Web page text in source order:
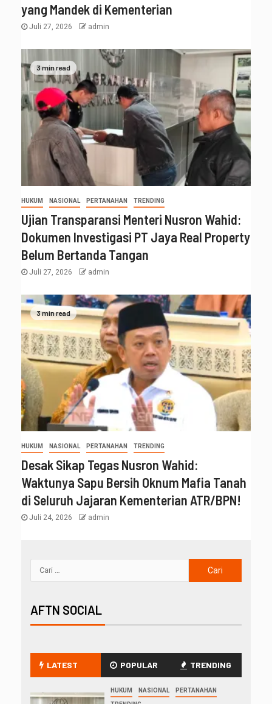
yang Mandek di Kementerian
Juli 27, 2026 admin
3 min read
HUKUM NASIONAL PERTANAHAN TRENDING
Ujian Transparansi Menteri Nusron Wahid:
Dokumen Investigasi PT Jaya Real Property
Belum Bertanda Tangan
Juli 27, 2026 admin
3 min read
HUKUM NASIONAL PERTANAHAN TRENDING
Desak Sikap Tegas Nusron Wahid:
Waktunya Sapu Bersih Oknum Mafia Tanah
di Seluruh Jajaran Kementerian ATR/BPN!
Juli 24, 2026 admin
AFTN SOCIAL
LATEST POPULAR TRENDING
HUKUM NASIONAL PERTANAHAN